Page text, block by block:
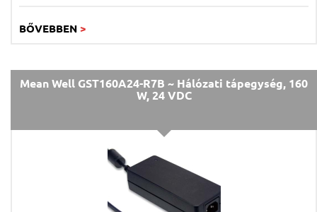
BŐVEBBEN >
Mean Well GST160A24-R7B ~ Hálózati tápegység, 160
W, 24 VDC